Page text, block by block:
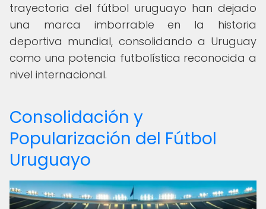
trayectoria del fútbol uruguayo han dejado
una marca imborrable en la historia
deportiva mundial, consolidando a Uruguay
como una potencia futbolística reconocida a
nivel internacional.
Consolidación y
Popularización del Fútbol
Uruguayo